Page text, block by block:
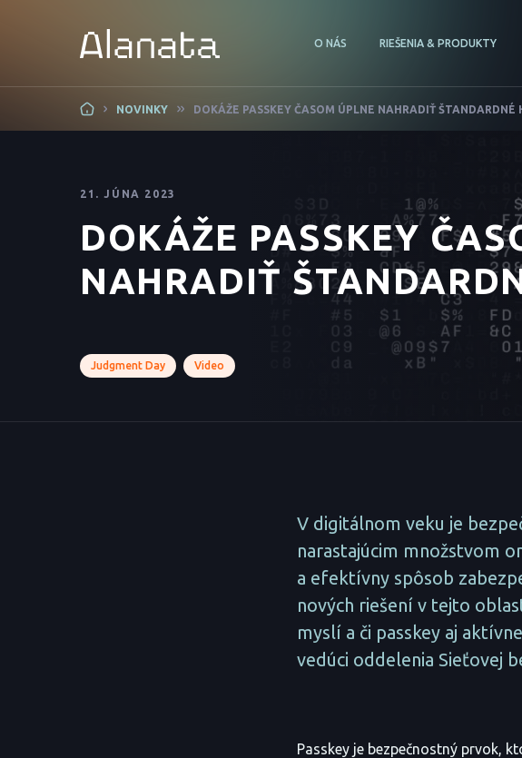
O NÁS RIEŠENIA & PRODUKTY
NOVINKY DOKÁŽE PASSKEY ČASOM ÚPLNE NAHRADIŤ ŠTANDARDNÉ
21. JÚNA 2023
DOKÁŽE PASSKEY
NAHRADIŤ
Judgment Day Video
V digitálnom veku je
narastajúcim množstvom
a efektívny spôsob
nových riešení v tejto
myslí a či passkey aj
vedúci oddelenia Sieťovej
Passkey je bezpečnostný prvok,